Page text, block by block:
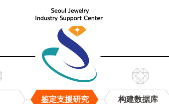
鉴定支援研究 构建数据库